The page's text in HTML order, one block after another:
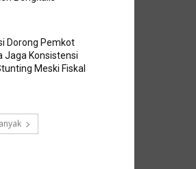
Dorong Pemkot
Jaga Konsistensi
Meski Fiskal